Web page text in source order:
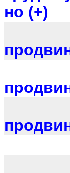
но (+)